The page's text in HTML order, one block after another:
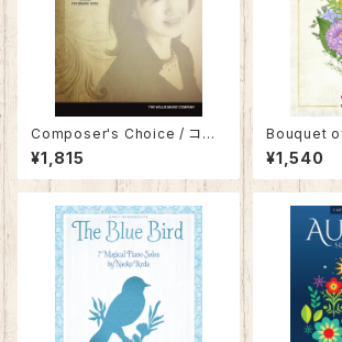
Composer's Choice / コン
ポーザーズ チョイス
¥1,815
Bouquet
オブ カラー
¥1,540